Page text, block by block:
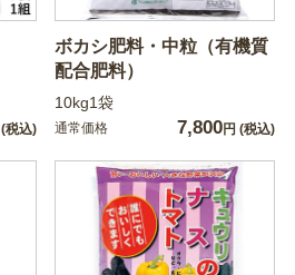
(税込)
ボカシ肥料・中粒（有機質
配合肥料）
10kg1袋
通常価格 7,800円 (税込)